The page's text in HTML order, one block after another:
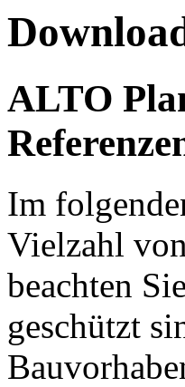
ALTO
Im
Vielzahl
beachten
geschützt